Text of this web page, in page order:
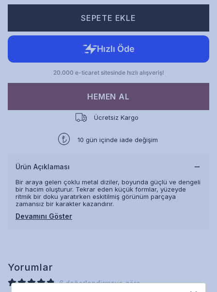
SEPETE EKLE
HEMEN AL
Ücretsiz Kargo
10 gün içinde iade değişim
Ürün Açıklaması
Bir araya gelen çoklu metal diziler, boyunda güçlü ve dengeli
bir hacim oluşturur. Tekrar eden küçük formlar, yüzeyde
ritmik bir doku yaratırken eskitilmiş görünüm parçaya
zamansız bir karakter kazandırır.
Devamını Göster
Yorumlar
6 değerlendirmeye göre